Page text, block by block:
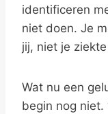
identificeren
niet doen. Je
jij, niet je
Wat nu een
begin nog niet.